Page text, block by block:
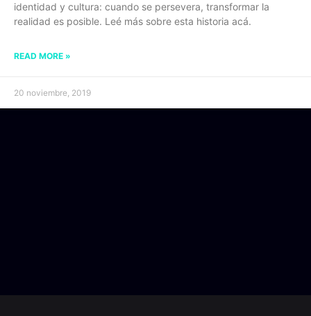
identidad y cultura: cuando se persevera, transformar la
realidad es posible. Leé más sobre esta historia acá.
READ MORE »
20 noviembre, 2019